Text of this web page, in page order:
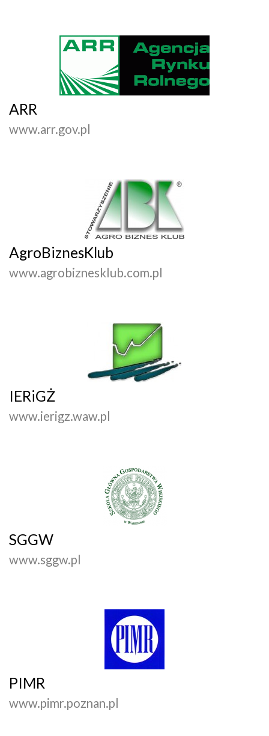
ARR
www.arr.gov.pl
AgroBiznesKlub
www.agrobiznesklub.com.pl
IERiGŻ
www.ierigz.waw.pl
SGGW
www.sggw.pl
PIMR
www.pimr.poznan.pl